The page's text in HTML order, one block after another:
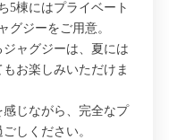
5棟にはプライベート
グジーをご用意。
ャグジーは、夏には
お楽しみいただけま
じながら、完全なプ
しください。